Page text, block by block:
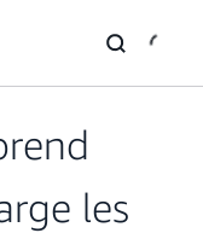
les